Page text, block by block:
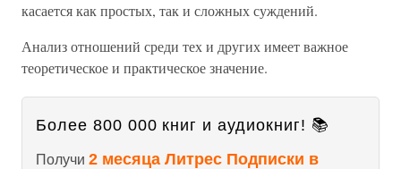
касается как простых, так и сложных суждений.
Анализ отношений среди тех и других имеет важное
теоретическое и практическое значение.
Более 800 000 книг и аудиокниг! 📚
Получи 2 месяца Литрес Подписки в